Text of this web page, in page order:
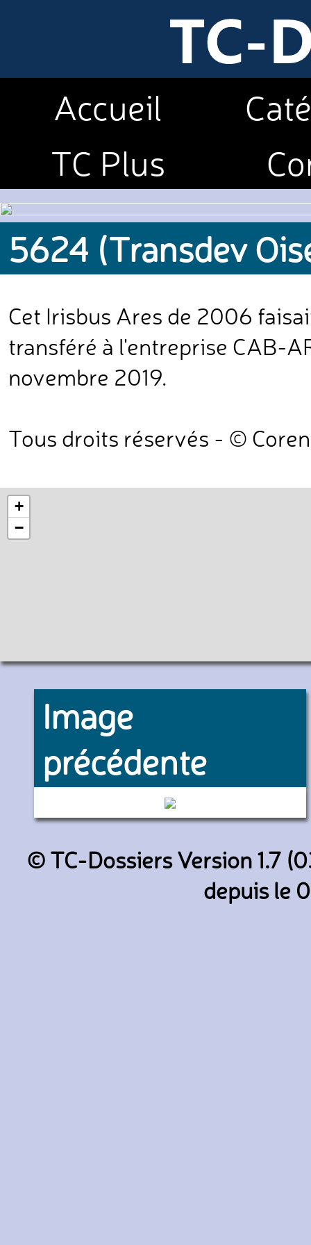
Accueil
TC Plus
5624 (Transdev
Cet Irisbus Ares de 2006
transféré à l'entreprise CAB-
novembre 2019.
Tous droits réservés - ©
+
−
Image
précédente
11100 (Transdev Oise
© TC-Dossiers Version 1.7
depuis le